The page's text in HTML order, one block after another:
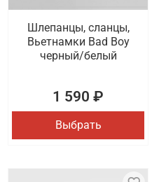
Шлепанцы, сланцы,
Вьетнамки Bad Boy
черный/белый
1 590 ₽
Выбрать